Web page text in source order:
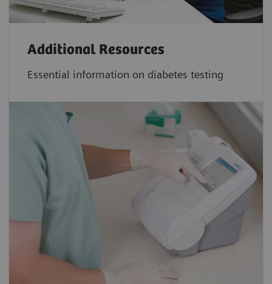
Additional Resources
Essential information on diabetes testing